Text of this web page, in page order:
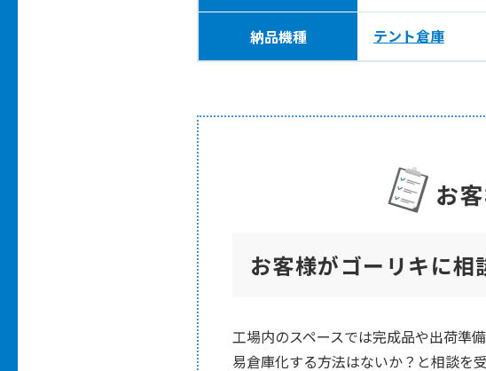
納品機種 テント倉庫
お客様がゴーリキに相
工場内のスペースでは完成品や出荷準
易倉庫化する方法はないか？と相談を